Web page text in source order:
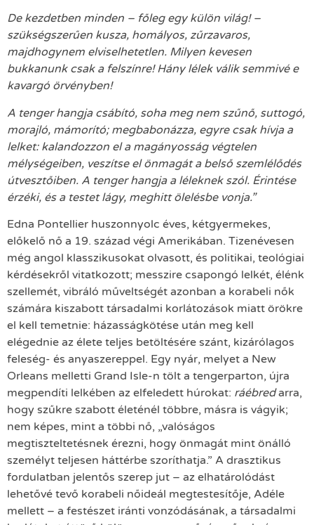
De kezdetben minden – főleg egy külön világ! –
szükségszerűen kusza, homályos, zűrzavaros,
majdhogynem elviselhetetlen. Milyen kevesen
bukkanunk csak a felszínre! Hány lélek válik semmivé e
kavargó örvényben!
A tenger hangja csábító, soha meg nem szűnő, suttogó,
morajló, mámorító; megbabonázza, egyre csak hívja a
lelket: kalandozzon el a magányosság végtelen
mélységeiben, veszítse el önmagát a belső szemlélődés
útvesztőiben. A tenger hangja a léleknek szól. Érintése
érzéki, és a testet lágy, meghitt ölelésbe vonja.”
Edna Pontellier huszonnyolc éves, kétgyermekes,
előkelő nő a 19. század végi Amerikában. Tizenévesen
még angol klasszikusokat olvasott, és politikai, teológiai
kérdésekről vitatkozott; messzire csapongó lelkét, élénk
szellemét, vibráló műveltségét azonban a korabeli nők
számára kiszabott társadalmi korlátozások miatt örökre
el kell temetnie: házasságkötése után meg kell
elégednie az élete teljes betöltésére szánt, kizárólagos
feleség- és anyaszereppel. Egy nyár, melyet a New
Orleans melletti Grand Isle-n tölt a tengerparton, újra
megpendíti lelkében az elfeledett húrokat: ráébredarra,
hogy szűkre szabott életénél többre, másra is vágyik;
nem képes, mint a többi nő, „valóságos
megtiszteltetésnek érezni, hogy önmagát mint önálló
személyt teljesen háttérbe szoríthatja.” A drasztikus
fordulatban jelentős szerep jut – az elhatárolódást
lehetővé tevő korabeli nőideál megtestesítője, Adéle
mellett – a festészet iránti vonzódásának, a társadalmi